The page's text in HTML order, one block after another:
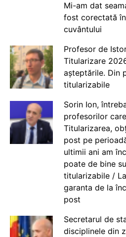
Mi-am dat
fost corectată
cuvântului
Profesor de
Titularizare
așteptările. Din
titularizabile
Sorin Ion,
profesorilor
Titularizarea,
post pe
ultimii ani am
poate de bine
titularizabile /
garanta de la
post
Secretarul de
disciplinele din